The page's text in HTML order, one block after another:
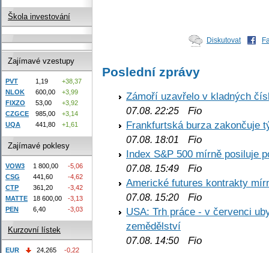
Diskutovat
Poslední zprávy
Zámoří uzavřelo v kladných
07.08. 22:25 Fio
Frankfurtská burza zakončuje
07.08. 18:01
Fio
Index S&P 500 mírně posiluje
07.08. 15:49 Fio
Americké futures kontrakty
07.08. 15:20 Fio
USA: Trh práce - v červenci
zemědělství
07.08. 14:50 Fio
Škola investování
Zajímavé vzestupy
PVT 1,19
+38,37
NLOK
600,00
+3,99
FIXZO
53,00
+3,92
CZGCE
985,00
+3,14
UQA
441,80 +1,61
Zajímavé poklesy
VOW3 1 800,00
-5,06
CSG
441,60
-4,62
CTP
361,20
-3,42
MATTE
18 600,00
-3,13
PEN
6,40 -3,03
Kurzovní lístek
EUR 24,265
-0,22